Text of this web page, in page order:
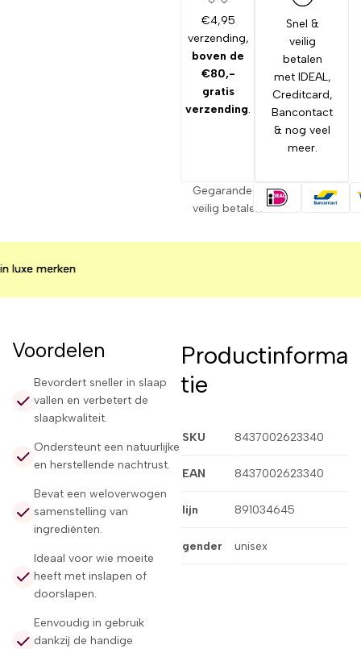
€4,95
verzending,
boven de
€80,-
gratis
verzending.
Snel &
veilig
betalen
met IDEAL,
Creditcard,
Bancontact
& nog veel
meer.
Gegarandeerd
veilig betalen
merken
merken
merken
Voordelen
Bevordert sneller in slaap
vallen en verbetert de
slaapkwaliteit.
Ondersteunt een natuurlijke
en herstellende nachtrust.
Bevat een weloverwogen
samenstelling van
ingrediënten.
Ideaal voor wie moeite
heeft met inslapen of
doorslapen.
Eenvoudig in gebruik
dankzij de handige
Productinforma
tie
SKU 8437002623340
EAN 8437002623340
lijn 891034645
gender unisex